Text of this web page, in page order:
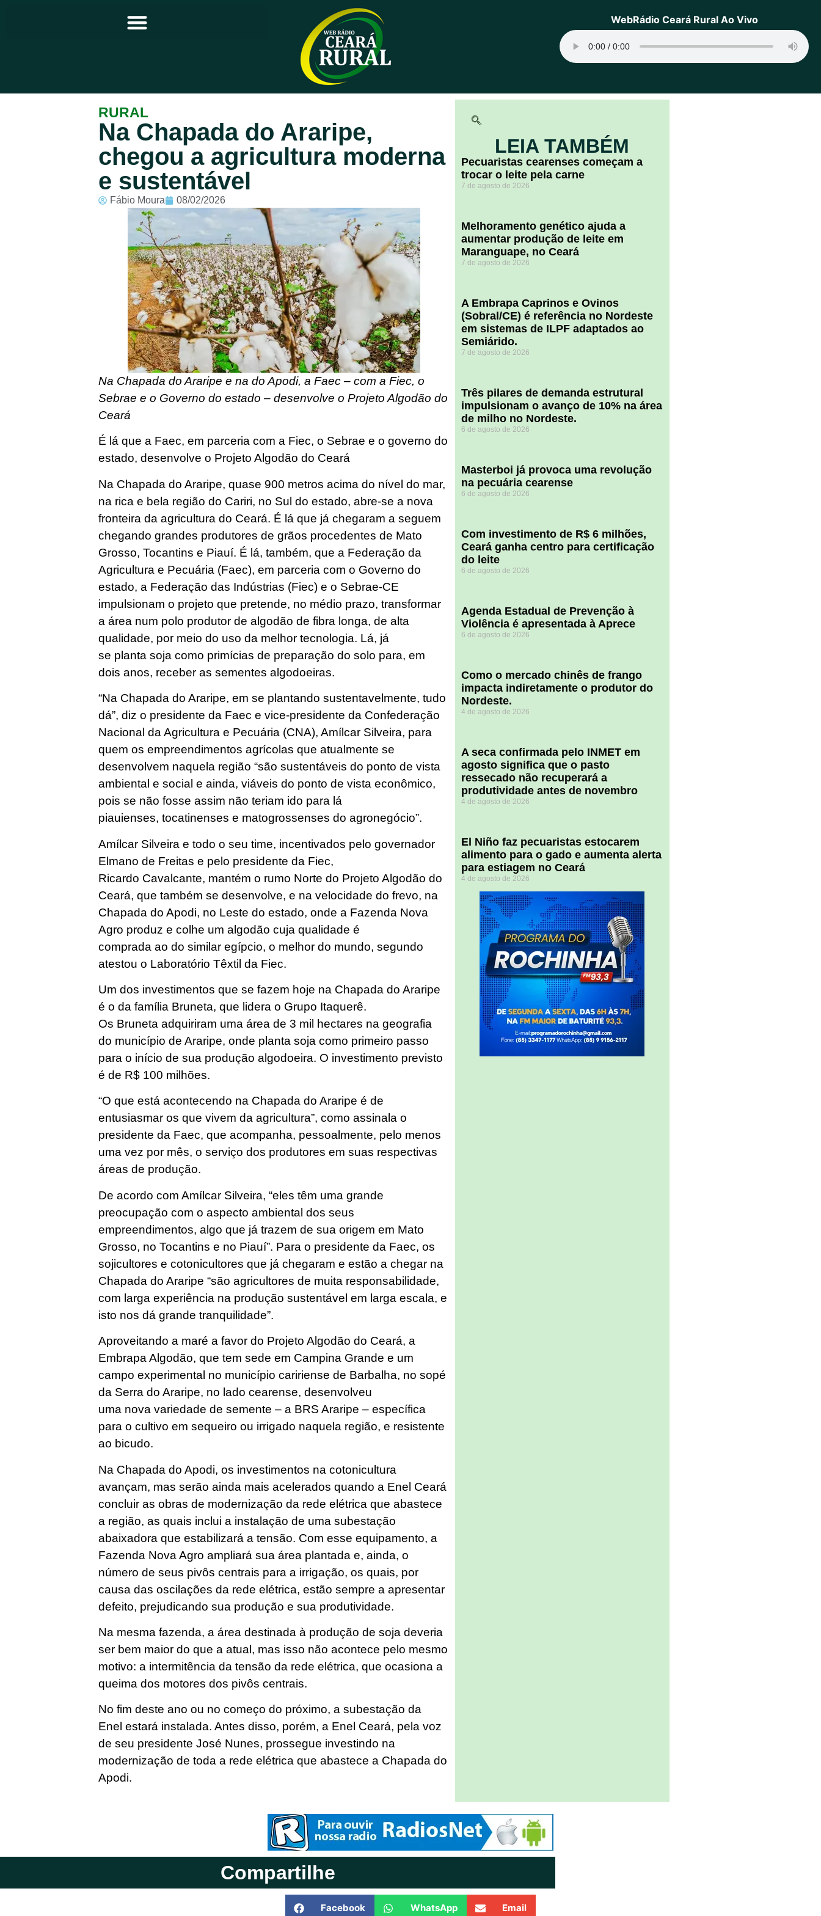
Principal
Notícias
Programação
Equipe
Contato
WebRádio Ceará Rural Ao Vivo
RURAL
Na Chapada do Araripe,
chegou a agricultura moderna
e sustentável
Fábio Moura 08/02/2026
Na Chapada do Araripe e na do Apodi, a Faec – com a Fiec, o
Sebrae e o Governo do estado – desenvolve o Projeto Algodão do
Ceará
É lá que a Faec, em parceria com a Fiec, o Sebrae e o governo do
estado, desenvolve o Projeto Algodão do Ceará
Na Chapada do Araripe, quase 900 metros acima do nível do mar,
na rica e bela região do Cariri, no Sul do estado, abre-se a nova
fronteira da agricultura do Ceará. É lá que já chegaram a seguem
chegando grandes produtores de grãos procedentes de Mato
Grosso, Tocantins e Piauí. É lá, também, que a Federação da
Agricultura e Pecuária (Faec), em parceria com o Governo do
estado, a Federação das Indústrias (Fiec) e o Sebrae-CE
impulsionam o projeto que pretende, no médio prazo, transformar
a área num polo produtor de algodão de fibra longa, de alta
qualidade, por meio do uso da melhor tecnologia. Lá, já
se planta soja como primícias de preparação do solo para, em
dois anos, receber as sementes algodoeiras.
“Na Chapada do Araripe, em se plantando sustentavelmente, tudo
dá”, diz o presidente da Faec e vice-presidente da Confederação
Nacional da Agricultura e Pecuária (CNA), Amílcar Silveira, para
quem os empreendimentos agrícolas que atualmente se
desenvolvem naquela região “são sustentáveis do ponto de vista
ambiental e social e ainda, viáveis do ponto de vista econômico,
pois se não fosse assim não teriam ido para lá
piauienses, tocatinenses e matogrossenses do agronegócio”.
Amílcar Silveira e todo o seu time, incentivados pelo governador
Elmano de Freitas e pelo presidente da Fiec,
Ricardo Cavalcante, mantém o rumo Norte do Projeto Algodão do
Ceará, que também se desenvolve, e na velocidade do frevo, na
Chapada do Apodi, no Leste do estado, onde a Fazenda Nova
Agro produz e colhe um algodão cuja qualidade é
comprada ao do similar egípcio, o melhor do mundo, segundo
atestou o Laboratório Têxtil da Fiec.
Um dos investimentos que se fazem hoje na Chapada do Araripe
é o da família Bruneta, que lidera o Grupo Itaquerê.
Os Bruneta adquiriram uma área de 3 mil hectares na geografia
do município de Araripe, onde planta soja como primeiro passo
para o início de sua produção algodoeira. O investimento previsto
é de R$ 100 milhões.
“O que está acontecendo na Chapada do Araripe é de
entusiasmar os que vivem da agricultura”, como assinala o
presidente da Faec, que acompanha, pessoalmente, pelo menos
uma vez por mês, o serviço dos produtores em suas respectivas
áreas de produção.
De acordo com Amílcar Silveira, “eles têm uma grande
preocupação com o aspecto ambiental dos seus
empreendimentos, algo que já trazem de sua origem em Mato
Grosso, no Tocantins e no Piauí”. Para o presidente da Faec, os
sojicultores e cotonicultores que já chegaram e estão a chegar na
Chapada do Araripe “são agricultores de muita responsabilidade,
com larga experiência na produção sustentável em larga escala, e
isto nos dá grande tranquilidade”.
Aproveitando a maré a favor do Projeto Algodão do Ceará, a
Embrapa Algodão, que tem sede em Campina Grande e um
campo experimental no município caririense de Barbalha, no sopé
da Serra do Araripe, no lado cearense, desenvolveu
uma nova variedade de semente – a BRS Araripe – específica
para o cultivo em sequeiro ou irrigado naquela região, e resistente
ao bicudo.
Na Chapada do Apodi, os investimentos na cotonicultura
avançam, mas serão ainda mais acelerados quando a Enel Ceará
concluir as obras de modernização da rede elétrica que abastece
a região, as quais inclui a instalação de uma subestação
abaixadora que estabilizará a tensão. Com esse equipamento, a
Fazenda Nova Agro ampliará sua área plantada e, ainda, o
número de seus pivôs centrais para a irrigação, os quais, por
causa das oscilações da rede elétrica, estão sempre a apresentar
defeito, prejudicando sua produção e sua produtividade.
Na mesma fazenda, a área destinada à produção de soja deveria
ser bem maior do que a atual, mas isso não acontece pelo mesmo
motivo: a intermitência da tensão da rede elétrica, que ocasiona a
queima dos motores dos pivôs centrais.
No fim deste ano ou no começo do próximo, a subestação da
Enel estará instalada. Antes disso, porém, a Enel Ceará, pela voz
de seu presidente José Nunes, prossegue investindo na
modernização de toda a rede elétrica que abastece a Chapada do
Apodi.
LEIA TAMBÉM
Pecuaristas cearenses começam a
trocar o leite pela carne
7 de agosto de 2026
Melhoramento genético ajuda a
aumentar produção de leite em
Maranguape, no Ceará
7 de agosto de 2026
A Embrapa Caprinos e Ovinos
(Sobral/CE) é referência no Nordeste
em sistemas de ILPF adaptados ao
Semiárido.
7 de agosto de 2026
​Três pilares de demanda estrutural
impulsionam o avanço de 10% na área
de milho no Nordeste.
6 de agosto de 2026
Masterboi já provoca uma revolução
na pecuária cearense
6 de agosto de 2026
Com investimento de R$ 6 milhões,
Ceará ganha centro para certificação
do leite
6 de agosto de 2026
Agenda Estadual de Prevenção à
Violência é apresentada à Aprece
6 de agosto de 2026
​Como o mercado chinês de frango
impacta indiretamente o produtor do
Nordeste.
4 de agosto de 2026
A seca confirmada pelo INMET em
agosto significa que o pasto
ressecado não recuperará a
produtividade antes de novembro
4 de agosto de 2026
El Niño faz pecuaristas estocarem
alimento para o gado e aumenta alerta
para estiagem no Ceará
4 de agosto de 2026
Compartilhe
Facebook WhatsApp Email